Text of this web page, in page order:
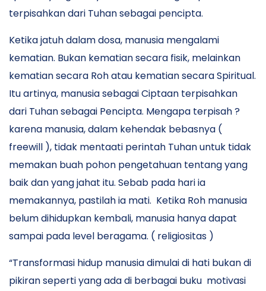
terpisahkan dari Tuhan sebagai pencipta.
Ketika jatuh dalam dosa, manusia mengalami
kematian. Bukan kematian secara fisik, melainkan
kematian secara Roh atau kematian secara Spiritual.
Itu artinya, manusia sebagai Ciptaan terpisahkan
dari Tuhan sebagai Pencipta. Mengapa terpisah ?
karena manusia, dalam kehendak bebasnya (
freewill ), tidak mentaati perintah Tuhan untuk tidak
memakan buah pohon pengetahuan tentang yang
baik dan yang jahat itu. Sebab pada hari ia
memakannya, pastilah ia mati. Ketika Roh manusia
belum dihidupkan kembali, manusia hanya dapat
sampai pada level beragama. ( religiositas )
“Transformasi hidup manusia dimulai di hati bukan di
pikiran seperti yang ada di berbagai buku motivasi